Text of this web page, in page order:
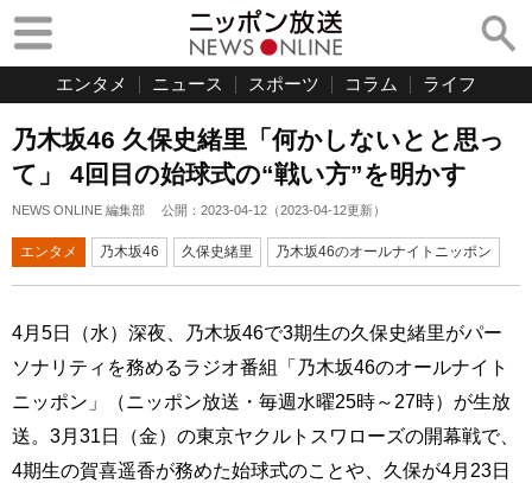
エンタメ ニュース スポーツ コラム ライフ
乃木坂46 久保史緒里「何かしないとと思っ
て」 4回目の始球式の“戦い方”を明かす
NEWS ONLINE 編集部 公開： 2023-04-12 （2023-04-12更新）
エンタメ 乃木坂46 久保史緒里 乃木坂46のオールナイトニッポン
4月5日（水）深夜、乃木坂46で3期生の久保史緒里がパー
ソナリティを務めるラジオ番組「乃木坂46のオールナイト
ニッポン」（ニッポン放送・毎週水曜25時～27時）が生放
送。3月31日（金）の東京ヤクルトスワローズの開幕戦で、
4期生の賀喜遥香が務めた始球式のことや、久保が4月23日